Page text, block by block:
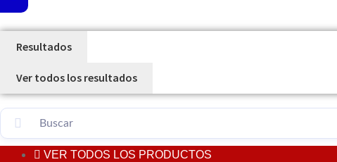
Resultados
Ver todos los resultados
VER TODOS LOS PRODUCTOS